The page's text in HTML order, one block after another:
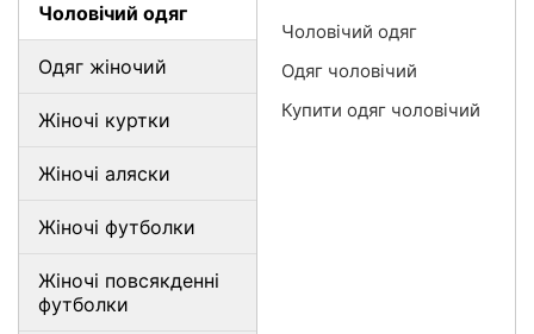
Чоловічий одяг
Одяг жіночий
Жіночі куртки
Жіночі аляски
Жіночі футболки
Жіночі повсякденні
футболки
Чоловічий одяг
Одяг чоловічий
Купити одяг чоловічий